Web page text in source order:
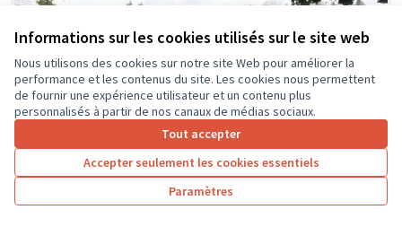
Informations sur les cookies utilisés sur le site web
Nous utilisons des cookies sur notre site Web pour améliorer la
performance et les contenus du site. Les cookies nous permettent
de fournir une expérience utilisateur et un contenu plus
personnalisés à partir de nos canaux de médias sociaux.
Tout accepter
Accepter seulement les cookies essentiels
Paramètres